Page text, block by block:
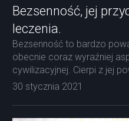
Bezsenność, jej
leczenia.
Bezsenność to bardzo
obecnie coraz wyraźniej
cywilizacyjnej. Cierpi z jej
30 stycznia 2021